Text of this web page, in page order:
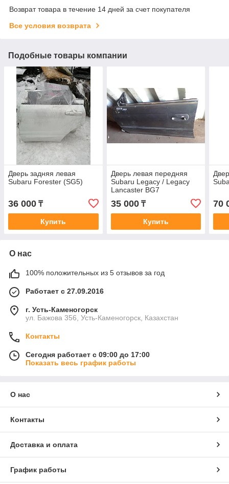
Возврат товара в течение 14 дней за счет покупателя
Все условия возврата
Подобные товары компании
Дверь задняя левая
Subaru Forester (SG5)
36 000 ₸
Купить
Дверь левая передняя
Subaru Legacy / Legacy
Lancaster BG7
35 000₸
Купить
70
О нас
100% положительных из 5 отзывов за год
Работает с 27.09.2016
г. Усть-Каменогорск
ул. Бажова 356, Усть-Каменогорск, Казахстан
Контакты
Сегодня работает с 09:00 до 17:00
Показать весь график работы
О нас
Контакты
Доставка и оплата
График работы